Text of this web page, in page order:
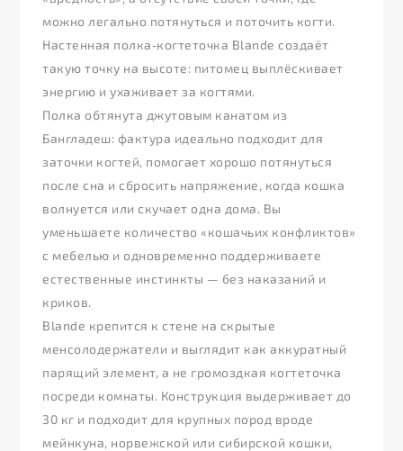
можно легально потянуться и поточить когти.
Настенная полка‑когтеточка Blande создаёт
такую точку на высоте: питомец выплёскивает
энергию и ухаживает за когтями.
Полка обтянута джутовым канатом из
Бангладеш: фактура идеально подходит для
заточки когтей, помогает хорошо потянуться
после сна и сбросить напряжение, когда кошка
волнуется или скучает одна дома. Вы
уменьшаете количество «кошачьих конфликтов»
с мебелью и одновременно поддерживаете
естественные инстинкты — без наказаний и
криков.
Blande крепится к стене на скрытые
менсолодержатели и выглядит как аккуратный
парящий элемент, а не громоздкая когтеточка
посреди комнаты. Конструкция выдерживает до
30 кг и подходит для крупных пород вроде
мейнкуна, норвежской или сибирской кошки,